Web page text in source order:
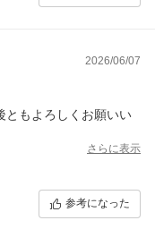
2026/06/07
ともよろしくお願いい
さらに表示
参考になった